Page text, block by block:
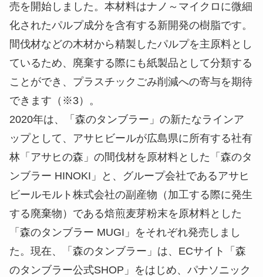
売を開始しました。本材料はナノ～マイクロに微細
化されたパルプ成分を含有する新開発の樹脂です。
間伐材などの木材から精製したパルプを主原料とし
ているため、廃棄する際にも紙製品として分類する
ことができ、プラスチックごみ削減への寄与を期待
できます（※3）。
2020年は、「森のタンブラー」の新たなラインア
ップとして、アサヒビールが広島県に所有する社有
林「アサヒの森」の間伐材を原材料とした「森のタ
ンブラー HINOKI」と、グループ会社であるアサヒ
ビールモルト株式会社の副産物（加工する際に発生
する廃棄物）である焙煎麦芽粉末を原材料とした
「森のタンブラー MUGI」をそれぞれ発売しまし
た。現在、「森のタンブラー」は、ECサイト「森
のタンブラー公式SHOP」をはじめ、パナソニック